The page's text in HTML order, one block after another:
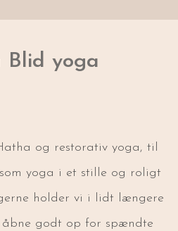
Blid yoga
og restorativ yoga, til
yoga i et stille og roligt
holder vi i lidt længere
godt op for spændte